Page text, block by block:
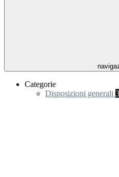
Categorie
Disposizioni generali